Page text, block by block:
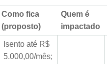
Como fica
(proposto)
Quem é
impactado
Isento até R$
5.000,00/mês;